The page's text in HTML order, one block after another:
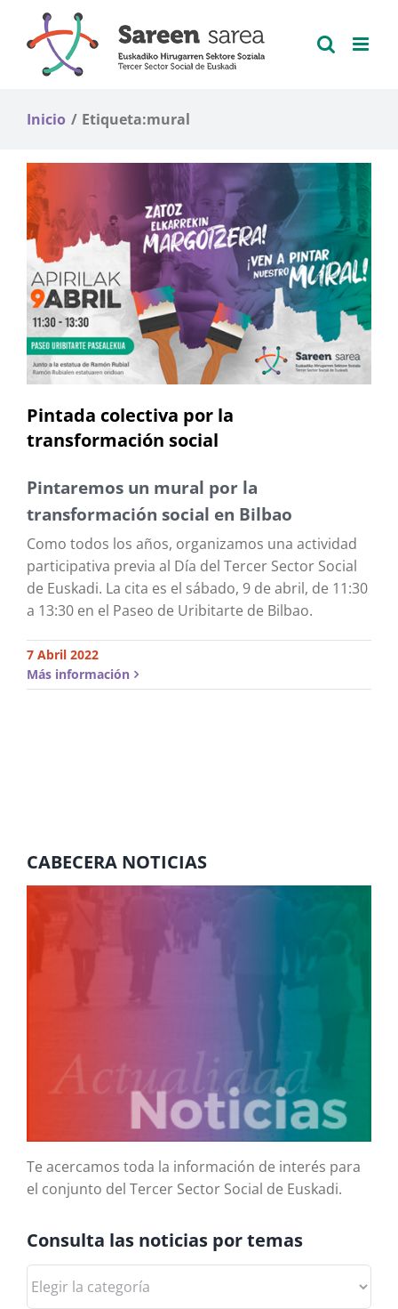
contenido
Inicio Etiqueta:mural
Pintada colectiva por la
transformación social
Pintaremos un mural por la
transformación social en Bilbao
Como todos los años, organizamos una actividad
participativa previa al Día del Tercer Sector Social
de Euskadi. La cita es el sábado, 9 de abril, de 11:30
a 13:30 en el Paseo de Uribitarte de Bilbao.
7 Abril 2022
Más información
CABECERA NOTICIAS
Te acercamos toda la información de interés para
el conjunto del Tercer Sector Social de Euskadi.
Consulta las noticias por temas
las